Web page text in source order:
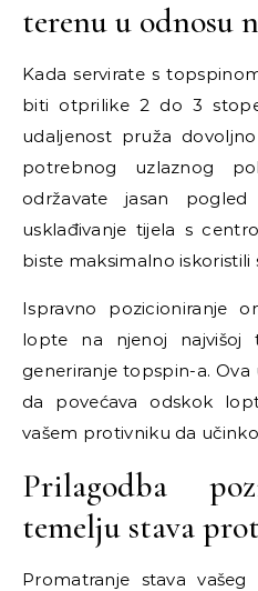
terenu u odnosu
Kada servirate s
biti otprilike 2 do 3
udaljenost pruža
potrebnog uzlaznog
održavate jasan
usklađivanje tijela s
biste maksimalno iskoristili
Ispravno pozicioniranje
lopte na njenoj najvišoj
generiranje topspin-a.
da povećava odskok
vašem protivniku da
Prilagodba
temelju stava
Promatranje stava